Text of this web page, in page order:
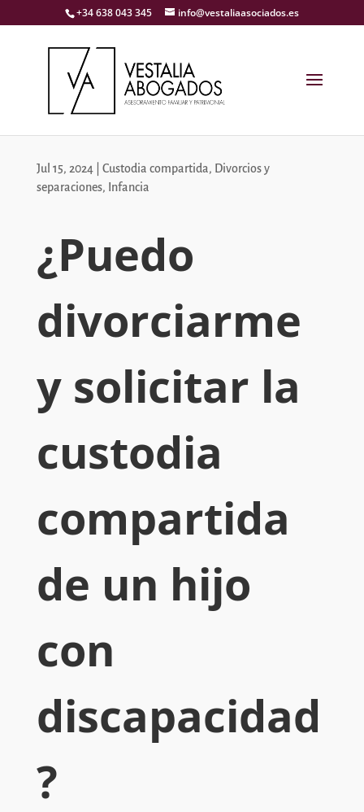
+34 638 043 345 info@vestaliaasociados.es
Jul 15, 2024| Custodia compartida, Divorcios y
separaciones, Infancia
¿Puedo
divorciarme
y solicitar la
custodia
compartida
de un hijo
con
discapacidad
?